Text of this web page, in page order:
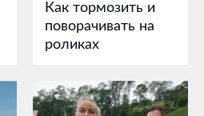
Как тормозить и
поворачивать на
роликах